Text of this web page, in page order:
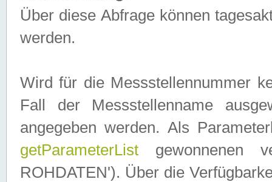
Über diese Abfrage können
werden.
Wird für die Messstellennummer
Fall der Messstellenname
angegeben werden. Als
getParameterList gewonnenen
ROHDATEN'). Über die